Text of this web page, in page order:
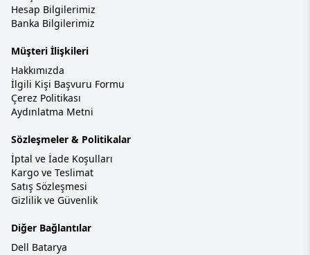
Hesap Bilgilerimiz
Banka Bilgilerimiz
Müşteri İlişkileri
Hakkımızda
İlgili Kişi Başvuru Formu
Çerez Politikası
Aydınlatma Metni
Sözleşmeler & Politikalar
İptal ve İade Koşulları
Kargo ve Teslimat
Satış Sözleşmesi
Gizlilik ve Güvenlik
Diğer Bağlantılar
Dell Batarya